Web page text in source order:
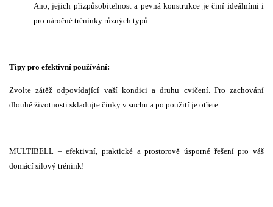
Ano, jejich přizpůsobitelnost a pevná konstrukce je činí ideálními i
pro náročné tréninky různých typů.
Tipy pro efektivní používání:
Zvolte zátěž odpovídající vaší kondici a druhu cvičení. Pro zachování
dlouhé životnosti skladujte činky v suchu a po použití je otřete.
MULTIBELL – efektivní, praktické a prostorově úsporné řešení pro váš
domácí silový trénink!